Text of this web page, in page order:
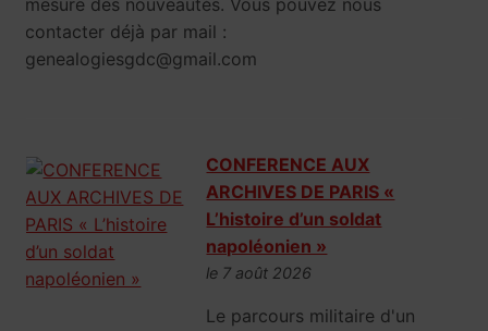
mesure des nouveautés. Vous pouvez nous
contacter déjà par mail :
genealogiesgdc@gmail.com
CONFERENCE AUX
ARCHIVES DE PARIS «
L’histoire d’un soldat
napoléonien »
le 7 août 2026
Le parcours militaire d'un